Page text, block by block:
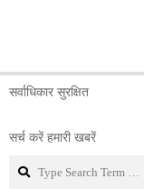
सर्वाधिकार सुरक्षित
सर्च करें हमारी खबरें